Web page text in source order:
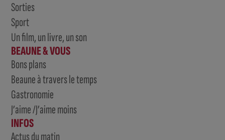
Sorties
Sport
Un film, un livre, un son
BEAUNE & VOUS
Bons plans
Beaune à travers le temps
Gastronomie
J’aime /J’aime moins
INFOS
Actus du matin